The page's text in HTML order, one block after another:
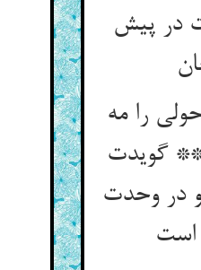
در پیش
را مه
گویدت
در وحدت